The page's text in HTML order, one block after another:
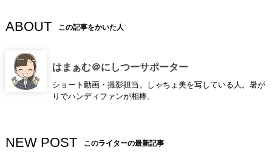
ABOUT この記事をかいた人
はまぁむ＠にしつーサポーター
ショート動画・撮影担当。しゃちょ美を写している人。暑が
りでハンディファンが相棒。
NEW POST このライターの最新記事